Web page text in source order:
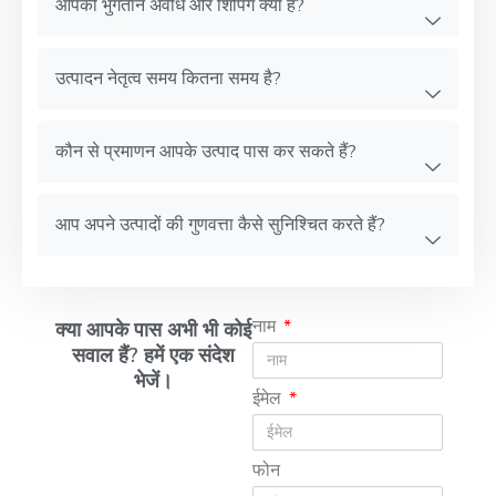
आपकी भुगतान अवधि और शिपिंग क्या है?
उत्पादन नेतृत्व समय कितना समय है?
कौन से प्रमाणन आपके उत्पाद पास कर सकते हैं?
आप अपने उत्पादों की गुणवत्ता कैसे सुनिश्चित करते हैं?
क्या आपके पास अभी भी कोई
सवाल हैं? हमें एक संदेश
भेजें।
नाम
ईमेल
फोन